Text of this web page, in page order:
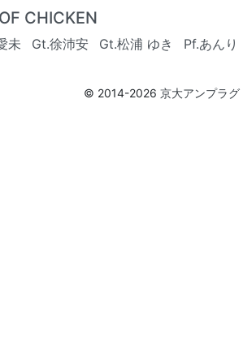
CHICKEN
未 Gt.徐沛安 Gt.松浦 ゆき Pf.あんり
© 2014-2026 京大アンプラグ